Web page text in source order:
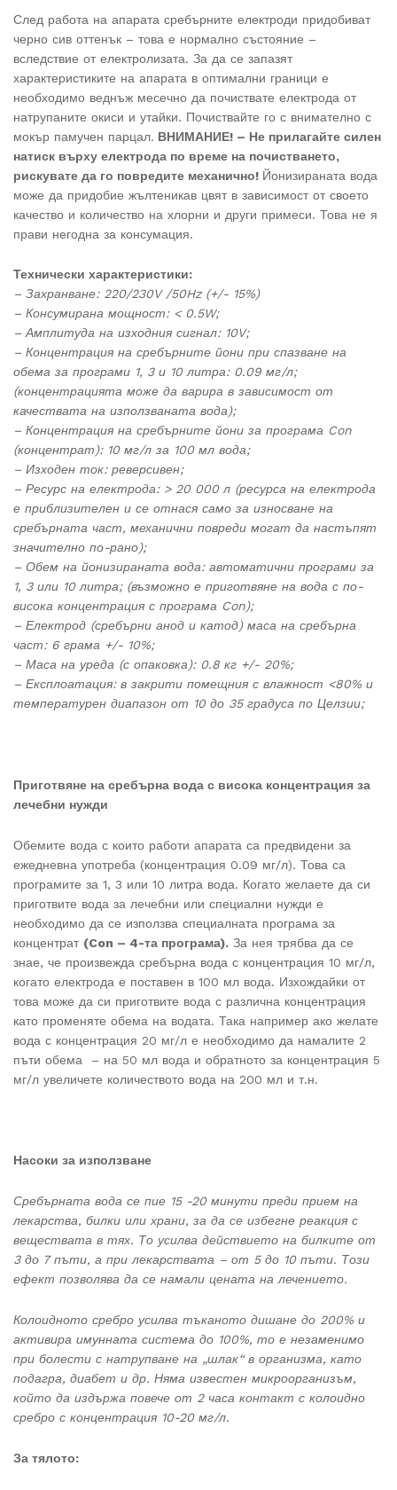
След работа на апарата сребърните електроди придобиват
черно сив оттенък – това е нормално състояние –
вследствие от електролизата. За да се запазят
характеристиките на апарата в оптимални граници е
необходимо веднъж месечно да почиствате електрода от
натрупаните окиси и утайки. Почиствайте го с внимателно с
мокър памучен парцал. ВНИМАНИЕ! – Не прилагайте силен
натиск върху електрода по време на почистването,
рискувате да го повредите механично! Йонизираната вода
може да придобие жълтеникав цвят в зависимост от своето
качество и количество на хлорни и други примеси. Това не я
прави негодна за консумация.
Технически характеристики:
– Захранване: 220/230V /50Hz (+/- 15%)
– Консумирана мощност: < 0.5W;
– Амплитуда на изходния сигнал: 10V;
– Концентрация на сребърните йони при спазване на
обема за програми 1, 3 и 10 литра: 0.09 мг/л;
(концентрацията може да варира в зависимост от
качествата на използваната вода);
– Концентрация на сребърните йони за програма Con
(концентрат): 10 мг/л за 100 мл вода;
– Изходен ток: реверсивен;
– Ресурс на електрода: > 20 000 л (ресурса на електрода
е приблизителен и се отнася само за износване на
сребърната част, механични повреди могат да настъпят
значително по-рано);
– Обем на йонизираната вода: автоматични програми за
1, 3 или 10 литра; (възможно е приготвяне на вода с по-
висока концентрация с програма Con);
– Електрод (сребърни анод и катод) маса на сребърна
част: 6 грама +/- 10%;
– Маса на уреда (с опаковка): 0.8 кг +/- 20%;
– Експлоатация: в закрити помещния с влажност <80% и
температурен диапазон от 10 до 35 градуса по Целзии;
Приготвяне на сребърна вода с висока концентрация за
лечебни нужди
Обемите вода с които работи апарата са предвидени за
ежедневна употреба (концентрация 0.09 мг/л). Това са
програмите за 1, 3 или 10 литра вода. Когато желаете да си
приготвите вода за лечебни или специални нужди е
необходимо да се използва специалната програма за
концентрат (Con – 4-та програма). За нея трябва да се
знае, че произвежда сребърна вода с концентрация 10 мг/л,
когато електрода е поставен в 100 мл вода. Изхождайки от
това може да си приготвите вода с различна концентрация
като променяте обема на водата. Така например ако желате
вода с концентрация 20 мг/л е необходимо да намалите 2
пъти обема – на 50 мл вода и обратното за концентрация 5
мг/л увеличете количеството вода на 200 мл и т.н.
Насоки за използване
Сребърната вода се пие 15 -20 минути преди прием на
лекарства, билки или храни, за да се избегне реакция с
веществата в тях. То усилва действието на билките от
3 до 7 пъти, а при лекарствата – от 5 до 10 пъти. Този
ефект позволява да се намали цената на лечението.
Колоидното сребро усилва тъканото дишане до 200% и
активира имунната система до 100%, то е незаменимо
при болести с натрупване на „шлак“ в организма, като
подагра, диабет и др. Няма известен микроорганизъм,
който да издържа повече от 2 часа контакт с колоидно
сребро с концентрация 10-20 мг/л.
За тялото: